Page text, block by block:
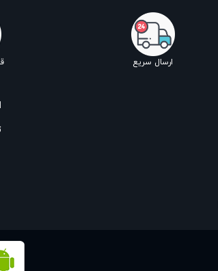
ارسال سریع